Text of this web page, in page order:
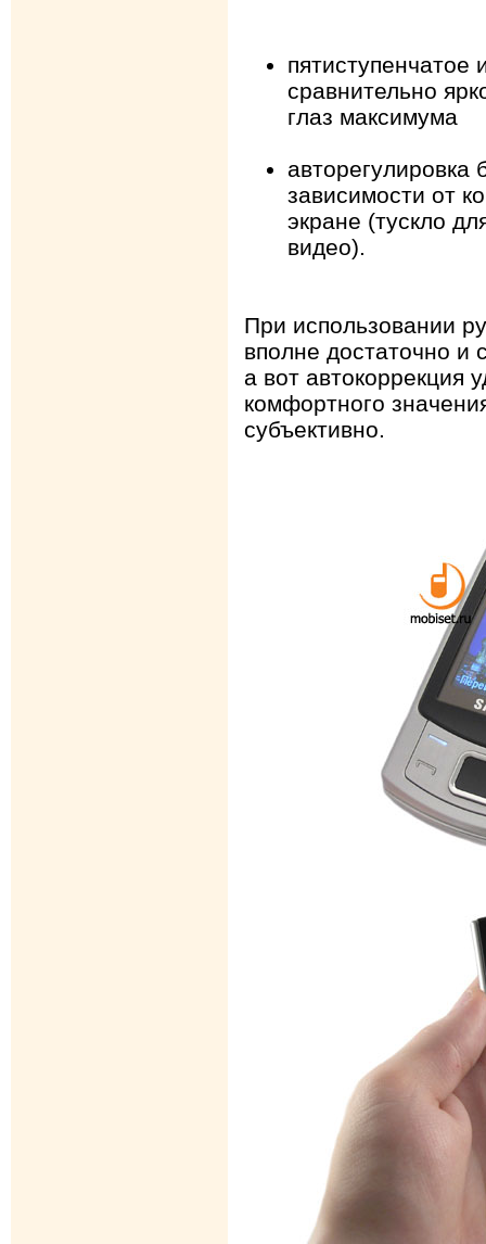
пятиступенчатое
сравнительно
глаз максимума
авторегулировка
зависимости от
экране (тускло
видео).
При использовании
вполне достаточно и
а вот автокоррекция
комфортного
субъективно.